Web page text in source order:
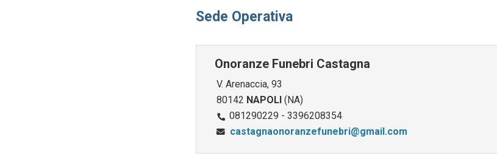
Sede Operativa
Onoranze Funebri Castagna
V. Arenaccia, 93
80142 NAPOLI (NA)
081290229 - 3396208354
castagnaonoranzefunebri@gmail.com